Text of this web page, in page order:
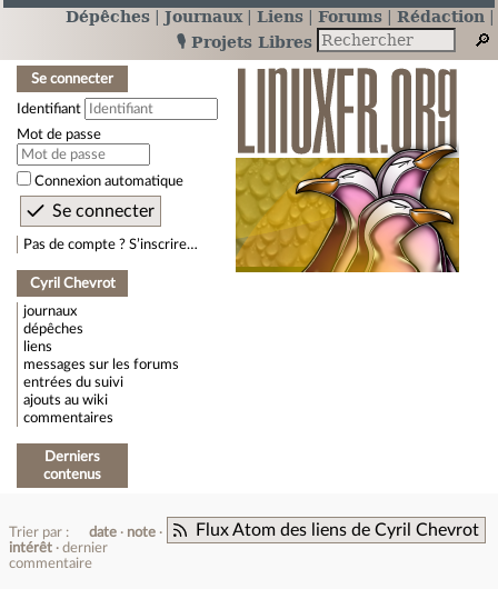
Dépêches Journaux Liens Forums
Rédaction
🎙️ Projets Libres
Se connecter
Identifiant
Mot de passe
Connexion automatique
Pas de compte ? S’inscrire…
Cyril Chevrot
journaux
dépêches
liens
messages sur les forums
entrées du suivi
ajouts au wiki
commentaires
Derniers
contenus
Flux Atom des liens de Cyril Chevrot
Trier par : date
note
intérêt
dernier
commentaire